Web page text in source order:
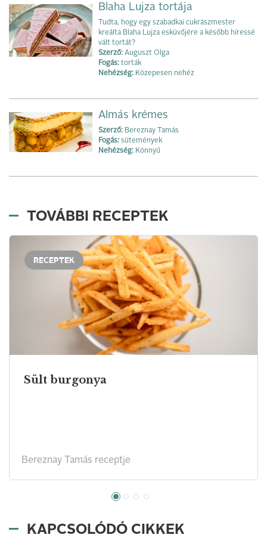
Blaha Lujza tortája
Tudta, hogy egy szabadkai cukrászmester
kreálta Blaha Lujza esküvőjére a később híressé
vált tortát?
Szerző: Auguszt Olga
Fogás: torták
Nehézség: Közepesen nehéz
Almás krémes
Szerző: Bereznay Tamás
Fogás: sütemények
Nehézség: Könnyű
TOVÁBBI RECEPTEK
RECEPTEK
Sült burgonya
Bereznay Tamás receptje
KAPCSOLÓDÓ CIKKEK